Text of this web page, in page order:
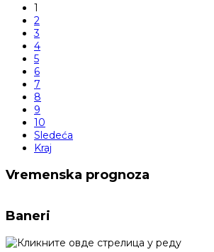
1
2
3
4
5
6
7
8
9
10
Sledeća
Kraj
Vremenska prognoza
Baneri